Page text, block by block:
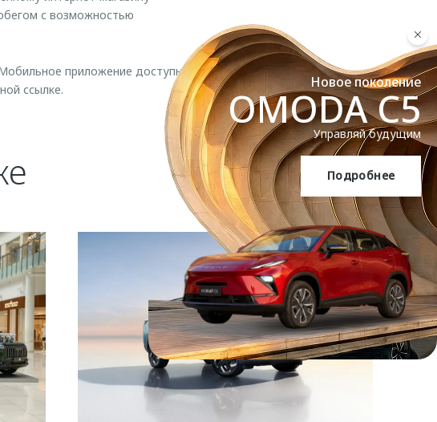
OMODA C5
Новое поколение
OMODA C5
Управляй будущим
Подробнее
с возможностью
приложение доступно
ссылке.